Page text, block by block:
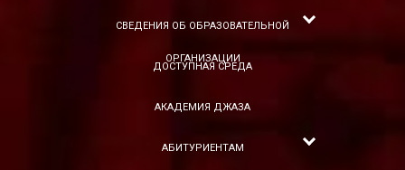
СВЕДЕНИЯ ОБ ОБРАЗОВАТЕЛЬНОЙ
ОРГАНИЗАЦИИ
ДОСТУПНАЯ СРЕДА
АКАДЕМИЯ ДЖАЗА
АБИТУРИЕНТАМ